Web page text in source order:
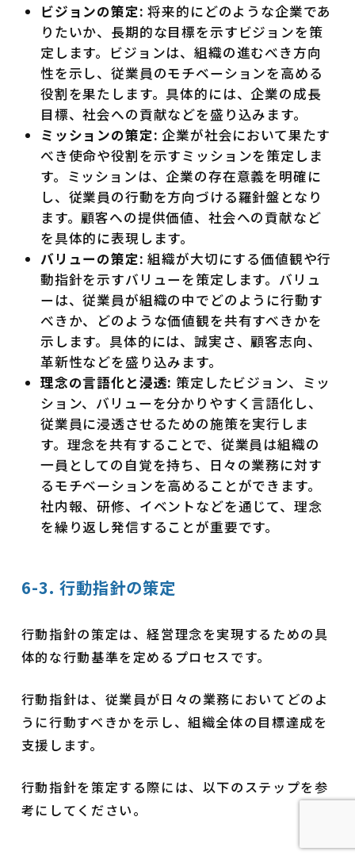
ビジョンの策定: 将来的にどのような企業であ
りたいか、長期的な目標を示すビジョンを策
定します。ビジョンは、組織の進むべき方向
性を示し、従業員のモチベーションを高める
役割を果たします。具体的には、企業の成長
目標、社会への貢献などを盛り込みます。
ミッションの策定: 企業が社会において果たす
べき使命や役割を示すミッションを策定しま
す。ミッションは、企業の存在意義を明確に
し、従業員の行動を方向づける羅針盤となり
ます。顧客への提供価値、社会への貢献など
を具体的に表現します。
バリューの策定: 組織が大切にする価値観や行
動指針を示すバリューを策定します。バリュ
ーは、従業員が組織の中でどのように行動す
べきか、どのような価値観を共有すべきかを
示します。具体的には、誠実さ、顧客志向、
革新性などを盛り込みます。
理念の言語化と浸透: 策定したビジョン、ミッ
ション、バリューを分かりやすく言語化し、
従業員に浸透させるための施策を実行しま
す。理念を共有することで、従業員は組織の
一員としての自覚を持ち、日々の業務に対す
るモチベーションを高めることができます。
社内報、研修、イベントなどを通じて、理念
を繰り返し発信することが重要です。
6-3. 行動指針の策定
行動指針の策定は、経営理念を実現するための具
体的な行動基準を定めるプロセスです。
行動指針は、従業員が日々の業務においてどのよ
うに行動すべきかを示し、組織全体の目標達成を
支援します。
行動指針を策定する際には、以下のステップを参
考にしてください。